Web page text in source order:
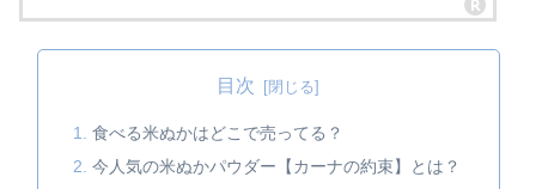
目次
食べる米ぬかはどこで売ってる？
今人気の米ぬかパウダー【カーナの約束】とは？